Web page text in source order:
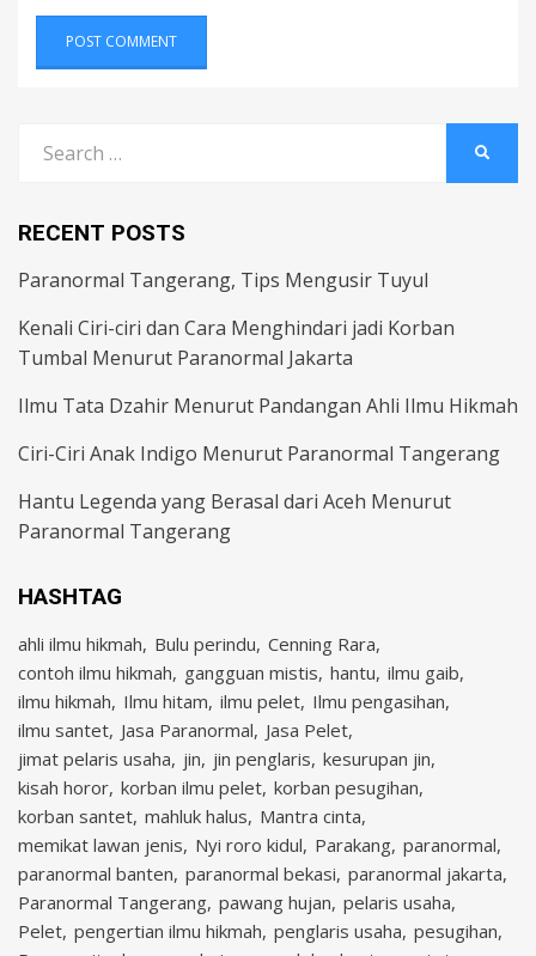
for:
RECENT POSTS
Paranormal Tangerang, Tips Mengusir Tuyul
Kenali Ciri-ciri dan Cara Menghindari jadi Korban
Tumbal Menurut Paranormal Jakarta
Ilmu Tata Dzahir Menurut Pandangan Ahli Ilmu Hikmah
Ciri-Ciri Anak Indigo Menurut Paranormal Tangerang
Hantu Legenda yang Berasal dari Aceh Menurut
Paranormal Tangerang
HASHTAG
ahli ilmu hikmah Bulu perindu Cenning Rara
contoh ilmu hikmah gangguan mistis hantu ilmu gaib
ilmu hikmah Ilmu hitam ilmu pelet Ilmu pengasihan
ilmu santet Jasa Paranormal Jasa Pelet
jimat pelaris usaha jin jin penglaris kesurupan jin
kisah horor korban ilmu pelet korban pesugihan
korban santet mahluk halus Mantra cinta
memikat lawan jenis Nyi roro kidul Parakang paranormal
paranormal banten paranormal bekasi paranormal jakarta
Paranormal Tangerang pawang hujan pelaris usaha
Pelet pengertian ilmu hikmah penglaris usaha pesugihan